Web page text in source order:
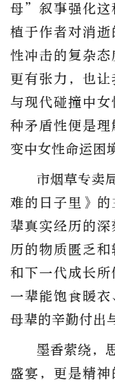
母”叙事强化这
植于作者对消
性冲击的复杂
更有张力，也
与现代碰撞中
种矛盾性便是
变中女性命运困
市烟草专卖
难的日子里》
辈真实经历的
历的物质匮乏
和下一代成长
一辈能饱食暖
母辈的辛勤付出
墨香萦绕，
盛宴，更是精